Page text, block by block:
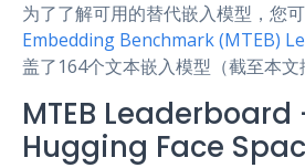
为了了解可用的替代嵌入模型，您
Embedding Benchmark (MTEB)
盖了164个文本嵌入模型（截至本文
MTEB Leaderboard
Hugging Face